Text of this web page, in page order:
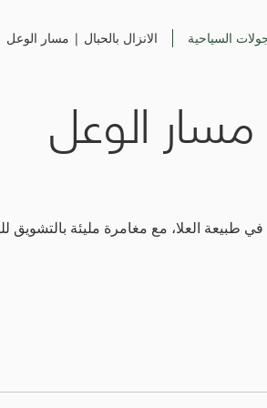
بالحبال | مسار الوعل
مليئة بالتشويق للهبوط عبر منحدر شاهق